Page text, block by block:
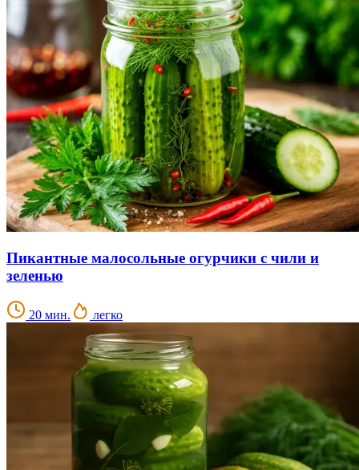
Пикантные малосольные огурчики с чили и
зеленью
20 мин. легко